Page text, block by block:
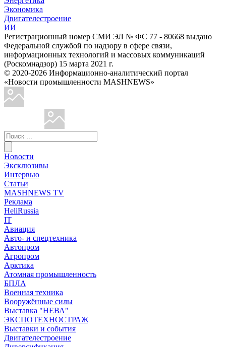
Экономика
Двигателестроение
ИИ
Регистрационный номер СМИ ЭЛ № ФС 77 - 80668 выдано
Федеральной службой по надзору в сфере связи,
информационных технологий и массовых коммуникаций
(Роскомнадзор) 15 марта 2021 г.
© 2020-2026 Информационно-аналитический портал
«Новости промышленности MASHNEWS»
Новости
Эксклюзивы
Интервью
Статьи
MASHNEWS TV
Реклама
HeliRussia
IT
Авиация
Авто- и спецтехника
Автопром
Агропром
Арктика
Атомная промышленность
БПЛА
Военная техника
Вооружённые силы
Выставка "НЕВА"
ЭКСПОТЕХНОСТРАЖ
Выставки и события
Двигателестроение